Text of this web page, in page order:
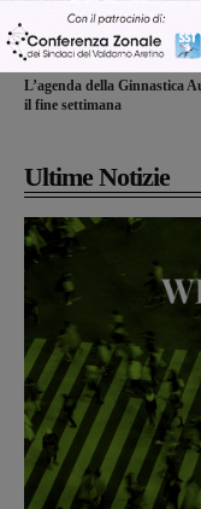
Articolo precedente
L’agenda della Ginnastica
il fine settimana
Ultime Notizie